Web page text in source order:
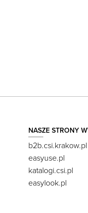
NASZE STRONY
b2b.csi.krakow.pl
easyuse.pl
katalogi.csi.pl
easylook.pl